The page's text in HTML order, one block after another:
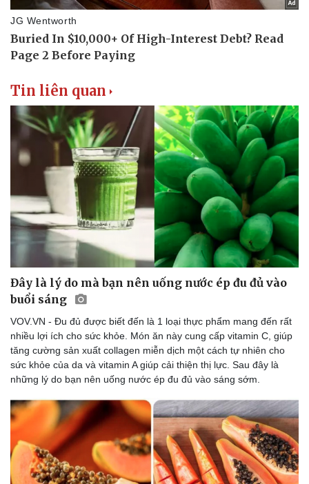
Doanh nghiệp
Thông tin doanh nghiệp
Doanh nghiệp 24h
Doanh nhân
Vì cộng đồng
Trải nghiệm
Chuyển đổi số
Tin liên quan
Đây là lý do mà bạn nên uống nước ép đu đủ vào
buổi sáng
VOV.VN - Đu đủ được biết đến là 1 loại thực phẩm mang đến rất
nhiều lợi ích cho sức khỏe. Món ăn này cung cấp vitamin C, giúp
tăng cường sản xuất collagen miễn dịch một cách tự nhiên cho
sức khỏe của da và vitamin A giúp cải thiện thị lực. Sau đây là
những lý do bạn nên uống nước ép đu đủ vào sáng sớm.